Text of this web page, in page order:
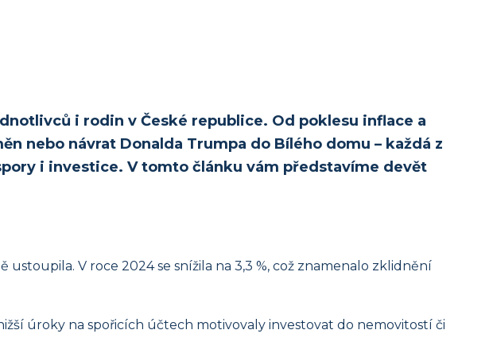
i rodin v České republice. Od poklesu inflace a
nebo návrat Donalda Trumpa do Bílého domu – každá z
i investice. V tomto článku vám představíme devět
V roce 2024 se snížila na 3,3 %, což znamenalo zklidnění
úroky na spořicích účtech motivovaly investovat do nemovitostí či